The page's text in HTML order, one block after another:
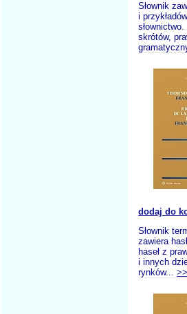
Słownik
i
skrótów,
dodaj do
Słownik
zawiera
haseł z
i innych
rynków...